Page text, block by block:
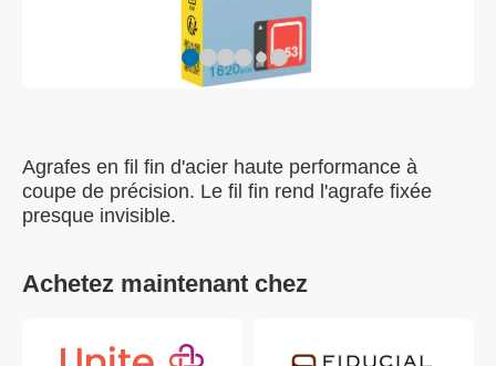
Agrafes en fil fin d'acier haute performance à
coupe de précision. Le fil fin rend l'agrafe fixée
presque invisible.
Achetez maintenant chez